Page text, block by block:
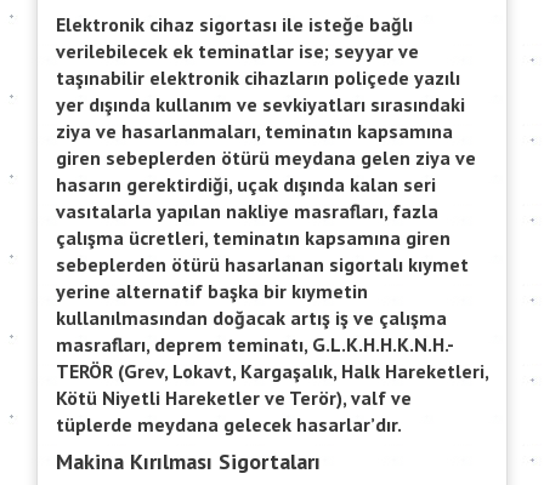
Elektronik cihaz sigortası ile isteğe bağlı
verilebilecek ek teminatlar ise; seyyar ve
taşınabilir elektronik cihazların poliçede yazılı
yer dışında kullanım ve sevkiyatları sırasındaki
ziya ve hasarlanmaları, teminatın kapsamına
giren sebeplerden ötürü meydana gelen ziya ve
hasarın gerektirdiği, uçak dışında kalan seri
vasıtalarla yapılan nakliye masrafları, fazla
çalışma ücretleri, teminatın kapsamına giren
sebeplerden ötürü hasarlanan sigortalı kıymet
yerine alternatif başka bir kıymetin
kullanılmasından doğacak artış iş ve çalışma
masrafları, deprem teminatı, G.L.K.H.H.K.N.H.-
TERÖR (Grev, Lokavt, Kargaşalık, Halk Hareketleri,
Kötü Niyetli Hareketler ve Terör), valf ve
tüplerde meydana gelecek hasarlar’dır.
Makina Kırılması Sigortaları